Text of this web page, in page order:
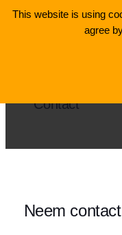
Ga
Contact
Neem
This website is using
agree